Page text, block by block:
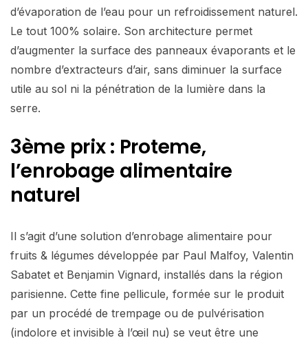
d’évaporation de l’eau pour un refroidissement naturel.
Le tout 100% solaire. Son architecture permet
d’augmenter la surface des panneaux évaporants et le
nombre d’extracteurs d’air, sans diminuer la surface
utile au sol ni la pénétration de la lumière dans la
serre.
3ème prix : Proteme,
l’enrobage alimentaire
naturel
Il s’agit d’une solution d’enrobage alimentaire pour
fruits & légumes développée par Paul Malfoy, Valentin
Sabatet et Benjamin Vignard, installés dans la région
parisienne. Cette fine pellicule, formée sur le produit
par un procédé de trempage ou de pulvérisation
(indolore et invisible à l’œil nu) se veut être une